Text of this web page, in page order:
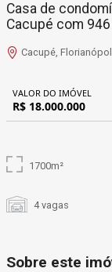
Casa de
Cacupé com 946
Cacupé,
VALOR DO IMÓVEL
R$ 18.000.000
1700m²
4 vagas
Sobre este